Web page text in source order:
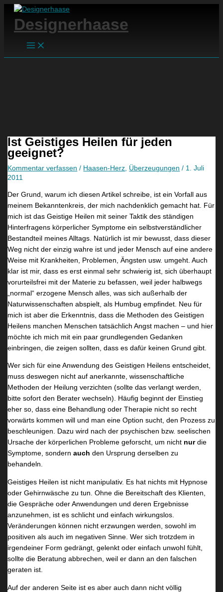
Zum
springen
Designerhaase
Main
Menu
Ist Geistiges Heilen für jeden
geeignet?
Kommentar verfassen / Haasen-Herz, Überzeugungen / 1. Juli
2011
Der Grund, warum ich diesen Artikel schreibe, ist ein Vorfall aus
meinem Bekanntenkreis, der mich nachdenklich gemacht hat. Für
mich ist das Geistige Heilen mit seiner Taktik des ständigen
Hinterfragens körperlicher Symptome ein selbstverständlicher
Bestandteil meines Alltags. Natürlich ist mir bewusst, dass dieser
Weg nicht der einzig wahre ist und jeder Mensch auf eine andere
Weise mit Krankheiten, Problemen, Ängsten usw. umgeht. Auch
klar ist mir, dass es erst einmal sehr schwierig ist, sich überhaupt
vorurteilsfrei mit der Materie zu befassen, weil jeder halbwegs
„normal“ erzogene Mensch alles, was sich außerhalb der
Naturwissenschaften abspielt, als Humbug empfindet. Neu für
mich ist aber die Erkenntnis, dass die Methoden des Geistigen
Heilens manchen Menschen tatsächlich Angst machen – und hier
möchte ich mich mit ein paar grundlegenden Gedanken
einbringen, die zeigen sollten, dass es dafür keinen Grund gibt.
Wer sich für eine Anwendung des Geistigen Heilens entscheidet,
muss deswegen nicht auf anerkannte, wissenschaftliche
Methoden der Heilung verzichten (sollte das verlangt werden,
bitte sofort den Berater wechseln). Häufig beginnt der Einstieg
eher so, dass eine Behandlung oder Therapie nicht so recht
vorwärts kommen will und man eine Option sucht, den Prozess zu
beschleunigen. Dazu wird nach der psychischen bzw. seelischen
Ursache der körperlichen Probleme geforscht, um nicht nurdie
Symptome, sondernauch den Ursprung derselben zu
behandeln.
Geistiges Heilen ist nicht manipulativ. Es hat nichts mit Hypnose
oder Gehirnwäsche zu tun. Ohne die Bereitschaft des Klienten,
die Gespräche oder Anwendungen und deren Ergebnisse
anzunehmen, ist es schlicht und einfach wirkungslos.
Veränderungen können nicht erzwungen werden, sowohl im
positiven als auch im negativen Sinne. Wer sich trotzdem in
irgendeiner Form gedrängt, gelenkt oder einfach unwohl fühlt,
sollte die Beratung abbrechen, weil er dann an den falschen
geraten ist.
Auf der anderen Seite ist es aber auch dann nicht völlig
Hier
Name*
E-
Adresse*
Website
Suchen
D
e
i
t
e
u
r
e
n
m
a
A
f
i
s
e
e
s
E
r
ü
m
i
n
h
n
z
m
m
e